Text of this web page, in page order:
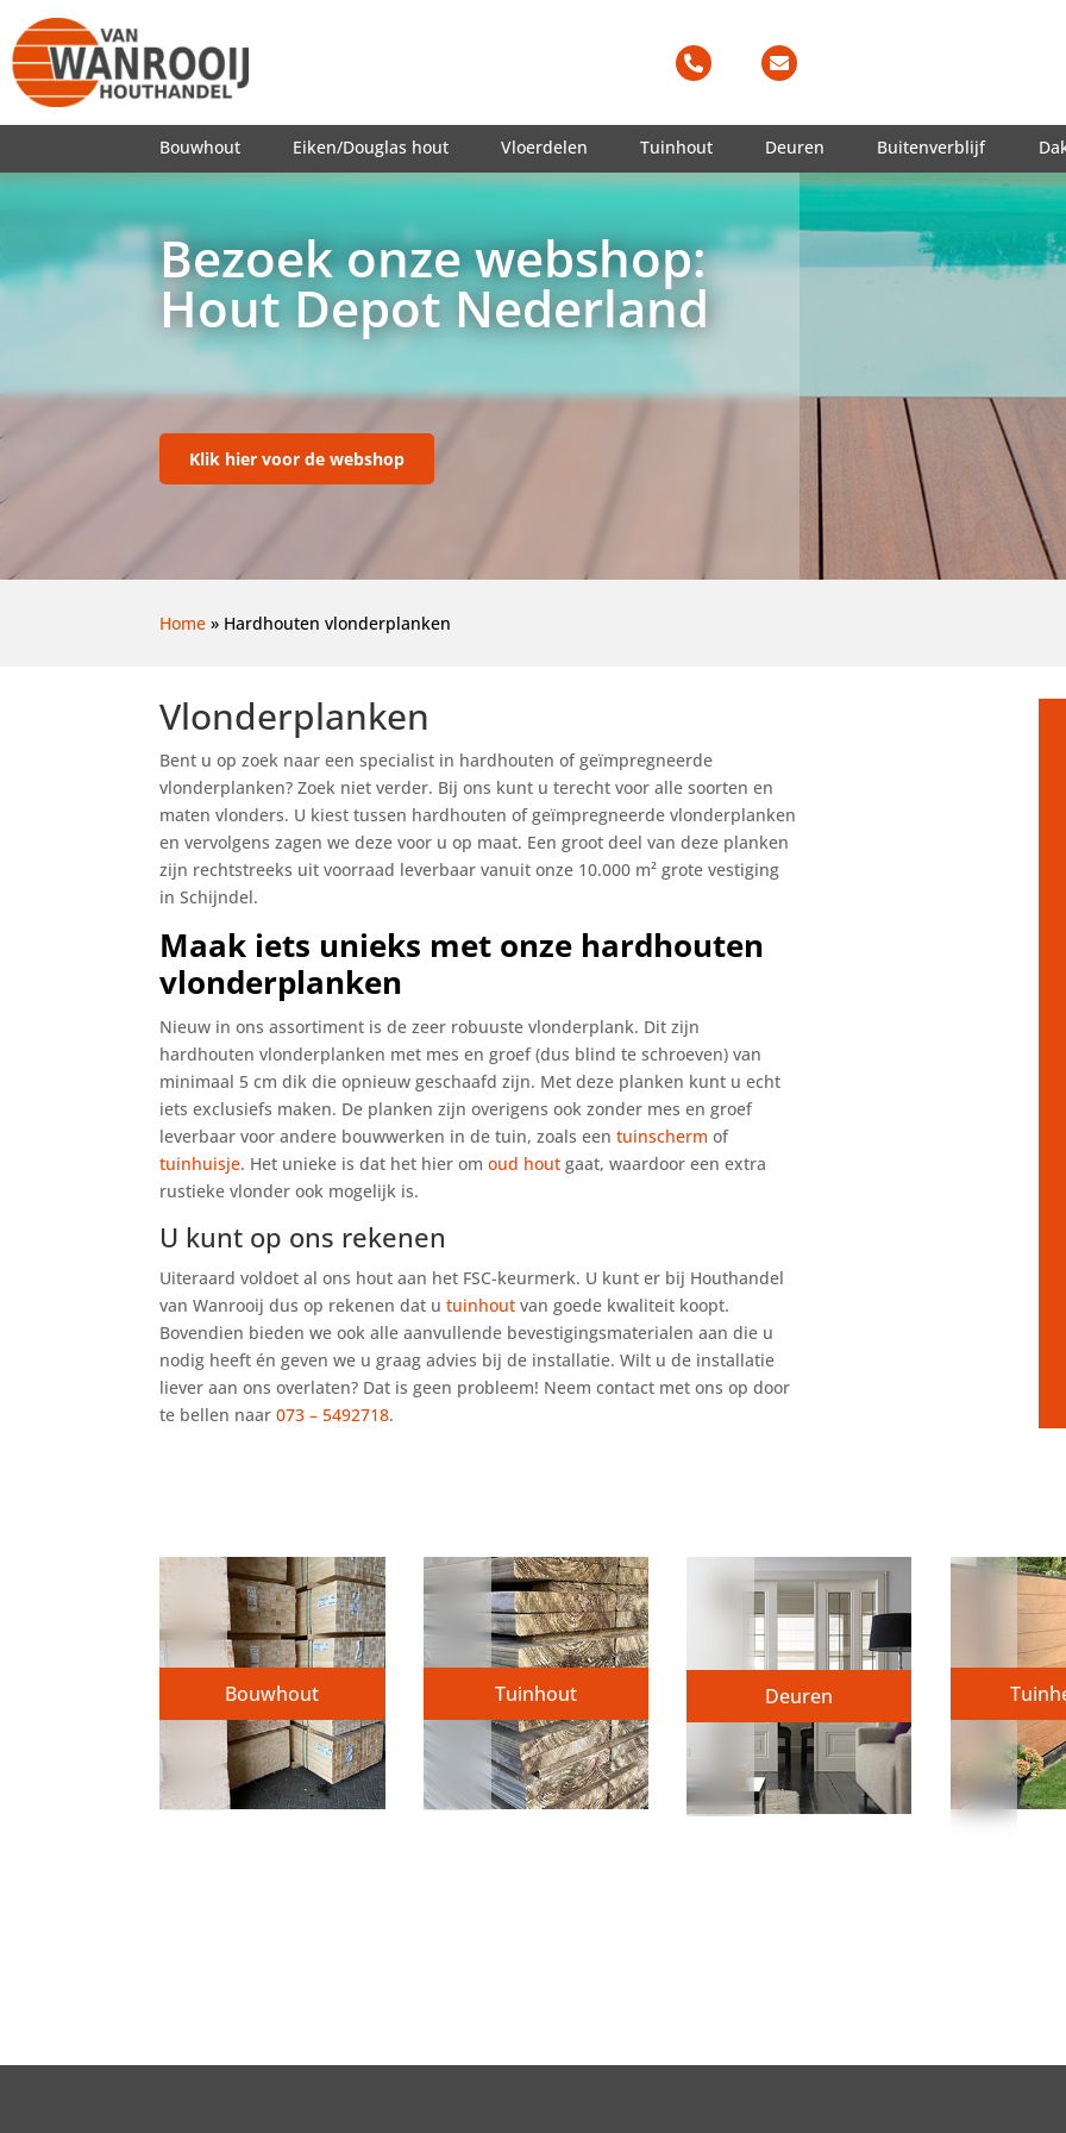
Bouwhout Eiken/Douglas hout Vloerdelen Tuinhout Deuren Buitenverblijf
Bezoek onze webshop:
Hout Depot Nederland
Klik hier voor de webshop
Home » Hardhouten vlonderplanken
Vlonderplanken
Bent u op zoek naar een specialist in hardhouten of geïmpregneerde
vlonderplanken? Zoek niet verder. Bij ons kunt u terecht voor alle soorten en
maten vlonders. U kiest tussen hardhouten of geïmpregneerde vlonderplanken
en vervolgens zagen we deze voor u op maat. Een groot deel van deze planken
zijn rechtstreeks uit voorraad leverbaar vanuit onze 10.000 m² grote vestiging
in Schijndel.
Maak iets unieks met onze hardhouten
vlonderplanken
Nieuw in ons assortiment is de zeer robuuste vlonderplank. Dit zijn
hardhouten vlonderplanken met mes en groef (dus blind te schroeven) van
minimaal 5 cm dik die opnieuw geschaafd zijn. Met deze planken kunt u echt
iets exclusiefs maken. De planken zijn overigens ook zonder mes en groef
leverbaar voor andere bouwwerken in de tuin, zoals eentuinscherm of
tuinhuisje. Het unieke is dat het hier omoud hout gaat, waardoor een extra
rustieke vlonder ook mogelijk is.
U kunt op ons rekenen
Uiteraard voldoet al ons hout aan het FSC-keurmerk. U kunt er bij Houthandel
van Wanrooij dus op rekenen dat utuinhout van goede kwaliteit koopt.
Bovendien bieden we ook alle aanvullende bevestigingsmaterialen aan die u
nodig heeft én geven we u graag advies bij de installatie. Wilt u de installatie
liever aan ons overlaten? Dat is geen probleem! Neem contact met ons op door
te bellen naar073 – 5492718.
Bouwhout Tuinhout Deuren